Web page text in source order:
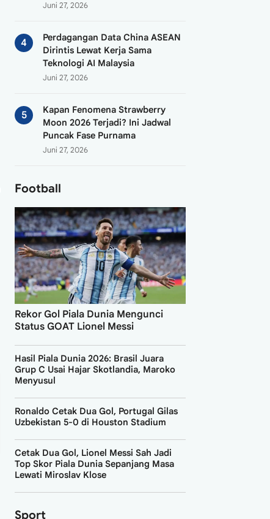
Juni 27, 2026
Perdagangan Data China ASEAN
Dirintis Lewat Kerja Sama
Teknologi AI Malaysia
Juni 27, 2026
Kapan Fenomena Strawberry
Moon 2026 Terjadi? Ini Jadwal
Puncak Fase Purnama
Juni 27, 2026
Football
Rekor Gol Piala Dunia Mengunci
Status GOAT Lionel Messi
Hasil Piala Dunia 2026: Brasil Juara
Grup C Usai Hajar Skotlandia, Maroko
Menyusul
Ronaldo Cetak Dua Gol, Portugal Gilas
Uzbekistan 5-0 di Houston Stadium
Cetak Dua Gol, Lionel Messi Sah Jadi
Top Skor Piala Dunia Sepanjang Masa
Lewati Miroslav Klose
Sport